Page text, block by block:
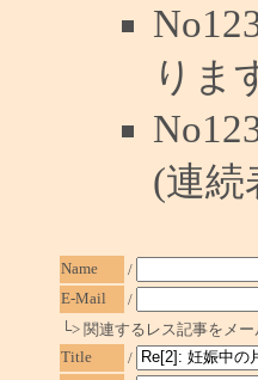
りま
(連続
Name
/
E-Mail
/
└> 関連するレス記事をメ
Title
/